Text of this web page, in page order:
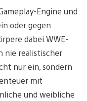
Engine und
oder gegen
dabei WWE-
nie realistischer
nur ein, sondern
mit
und weibliche